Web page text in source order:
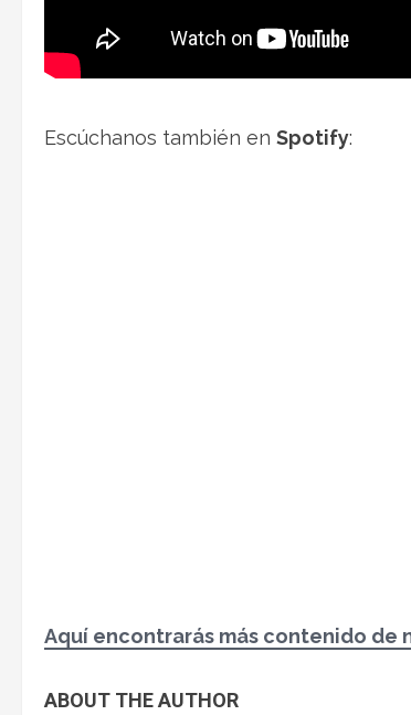
Escúchanos también en Spotify:
Aquí encontrarás más contenido de
ABOUT THE AUTHOR